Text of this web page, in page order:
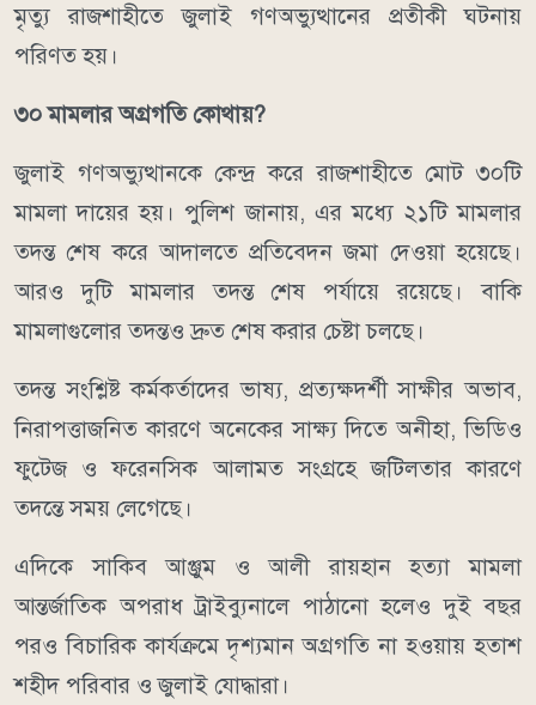
মৃত্যু রাজশাহীতে জুলাই গণঅভ্যুত্থানের প্রতীকী ঘটনায়
পরিণত হয়।
৩০ মামলার অগ্রগতি কোথায়?
জুলাই গণঅভ্যুত্থানকে কেন্দ্র করে রাজশাহীতে মোট ৩০টি
মামলা দায়ের হয়। পুলিশ জানায়, এর মধ্যে ২১টি মামলার
তদন্ত শেষ করে আদালতে প্রতিবেদন জমা দেওয়া হয়েছে।
আরও দুটি মামলার তদন্ত শেষ পর্যায়ে রয়েছে। বাকি
মামলাগুলোর তদন্তও দ্রুত শেষ করার চেষ্টা চলছে।
তদন্ত সংশ্লিষ্ট কর্মকর্তাদের ভাষ্য, প্রত্যক্ষদর্শী সাক্ষীর অভাব,
নিরাপত্তাজনিত কারণে অনেকের সাক্ষ্য দিতে অনীহা, ভিডিও
ফুটেজ ও ফরেনসিক আলামত সংগ্রহে জটিলতার কারণে
তদন্তে সময় লেগেছে।
এদিকে সাকিব আঞ্জুম ও আলী রায়হান হত্যা মামলা
আন্তর্জাতিক অপরাধ ট্রাইব্যুনালে পাঠানো হলেও দুই বছর
পরও বিচারিক কার্যক্রমে দৃশ্যমান অগ্রগতি না হওয়ায় হতাশ
শহীদ পরিবার ও জুলাই যোদ্ধারা।